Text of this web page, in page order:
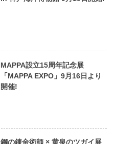
MAPPA設立15周年記念展
「MAPPA EXPO」9月16日より
開催!
鋼の錬金術師 × 黄泉のツガイ展